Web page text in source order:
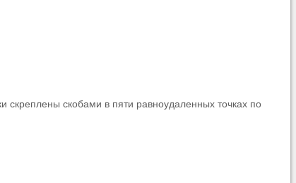
скобами в пяти равноудаленных точках по